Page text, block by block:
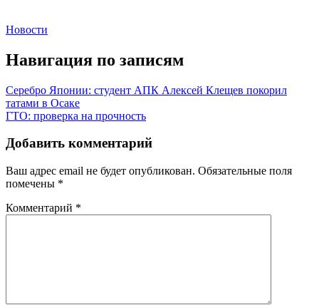
Новости
Навигация по записям
Серебро Японии: студент АПК Алексей Клещев покорил
татами в Осаке
ГТО: проверка на прочность
Добавить комментарий
Ваш адрес email не будет опубликован. Обязательные поля
помечены *
Комментарий *